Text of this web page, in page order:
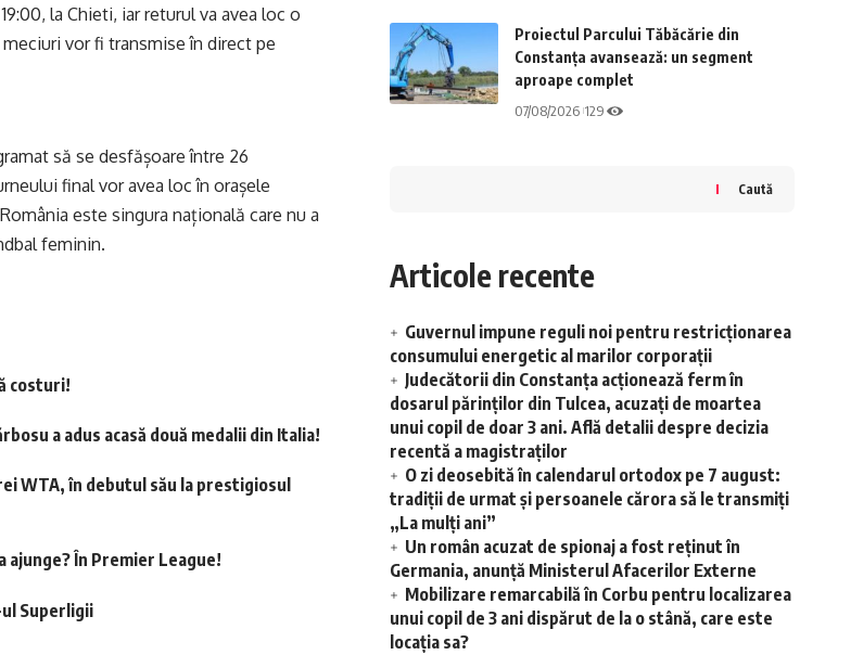
la Chieti, iar returul va avea loc o
vor fi transmise în direct pe
să se desfășoare între 26
final vor avea loc în orașele
este singura națională care nu a
feminin.
costuri!
a adus acasă două medalii din Italia!
WTA, în debutul său la prestigiosul
ajunge? În Premier League!
Superligii
Proiectul Parcului Tăbăcărie din
Constanța avansează: un segment
aproape complet
07/08/2026 129
Caută
Articole recente
Guvernul impune reguli noi pentru restricționarea
consumului energetic al marilor corporații
Judecătorii din Constanța acționează ferm în
dosarul părinților din Tulcea, acuzați de moartea
unui copil de doar 3 ani. Află detalii despre decizia
recentă a magistraților
O zi deosebită în calendarul ortodox pe 7 august:
tradiții de urmat și persoanele cărora să le transmiți
„La mulți ani”
Un român acuzat de spionaj a fost reținut în
Germania, anunță Ministerul Afacerilor Externe
Mobilizare remarcabilă în Corbu pentru localizarea
unui copil de 3 ani dispărut de la o stână, care este
locația sa?